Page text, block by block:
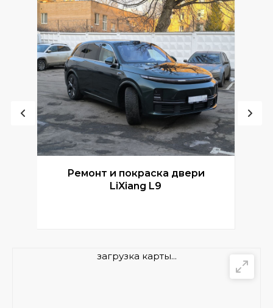
Ремонт и покраска двери
LiXiang L9
загрузка карты...